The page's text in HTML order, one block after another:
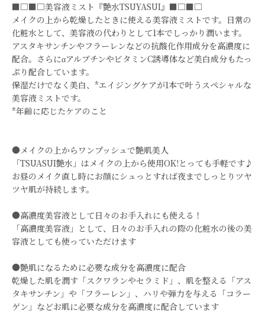
■□■□美容液ミスト『艶水TSUYASUI』■□■□
メイクの上から乾燥したときに使える美容液ミストです。日常の
化粧水として、美容液の代わりとして1本でしっかり潤います。
アスタキサンチンやフラーレンなどの抗酸化作用成分を高濃度に
配合。さらにαアルブチンやビタミンC誘導体など美白成分もたっ
ぷり配合しています。
保湿だけでなく美白、*エイジングケアが1本で叶うスペシャルな
美容液ミストです。
*年齢に応じたケアのこと
●メイクの上からワンプッシュで艶肌美人
「TSUASUI艶水」はメイクの上から使用OK!とっても手軽です♪
お昼のメイク直し時にお顔にシュっとすれば夜までしっとりツヤ
ツヤ肌が持続します。
●高濃度美容液として日々のお手入れにも使える！
「高濃度美容液」として、日々のお手入れの際の化粧水の後の美
容液としても使っていただけます
●艶肌になるために必要な成分を高濃度に配合
乾燥した肌を潤す「スクワランやセラミド」、 肌を整える「アス
タキサンチン」や「フラーレン」、 ハリや弾力を与える「コラー
ゲン」などお肌に必要な成分を高濃度に配合しています